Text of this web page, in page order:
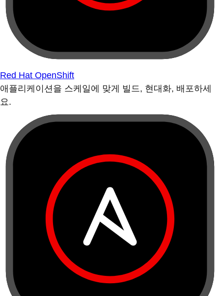
Red Hat OpenShift
애플리케이션을 스케일에 맞게 빌드, 현대화, 배포하세
요.